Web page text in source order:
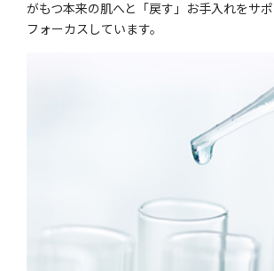
がもつ本来の肌へと「戻す」お手入れをサ
フォーカスしています。